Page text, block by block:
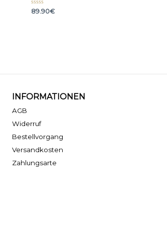
Bewertet
89.90€
INFORMATIONEN
AGB
Widerruf
Bestellvorgang
Versandkosten
Zahlungsarte